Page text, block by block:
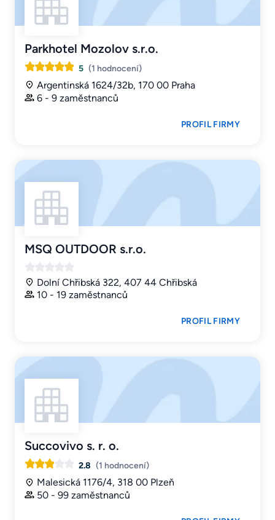
Parkhotel Mozolov s.r.o.
5 (1 hodnocení)
Argentinská 1624/32b, 170 00 Praha
6 - 9 zaměstnanců
PROFIL FIRMY
MSQ OUTDOOR s.r.o.
Dolní Chřibská 322, 407 44 Chřibská
10 - 19 zaměstnanců
PROFIL FIRMY
Succovivo s. r. o.
2.8 (1 hodnocení)
Malesická 1176/4, 318 00 Plzeň
50 - 99 zaměstnanců